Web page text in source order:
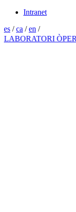
Intranet
es /ca /en /
ÒPERA